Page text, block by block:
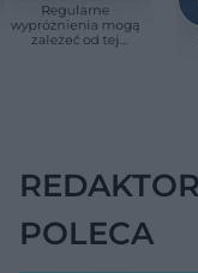
Regularne
wypróżnienia mogą
zależeć od tej
POLECA